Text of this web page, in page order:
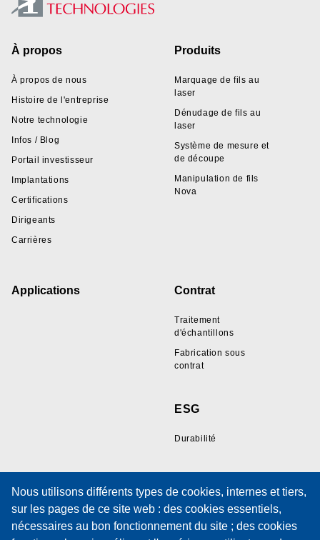
Nous utilisons différents types de cookies, internes et tiers,
sur les pages de ce site web : des cookies essentiels,
nécessaires au bon fonctionnement du site ; des cookies
Footer
À propos
À propos de nous
Histoire de l'entreprise
Notre technologie
Infos / Blog
Portail investisseur
Implantations
Certifications
Dirigeants
Carrières
Produits
Marquage de fils au
laser
Dénudage de fils au
laser
Système de mesure et
de découpe
Manipulation de fils
Nova
Applications Contrat
Traitement
d'échantillons
Fabrication sous
contrat
ESG
Durabilité
Ressources
Galerie d'échantillons
de fils
Support